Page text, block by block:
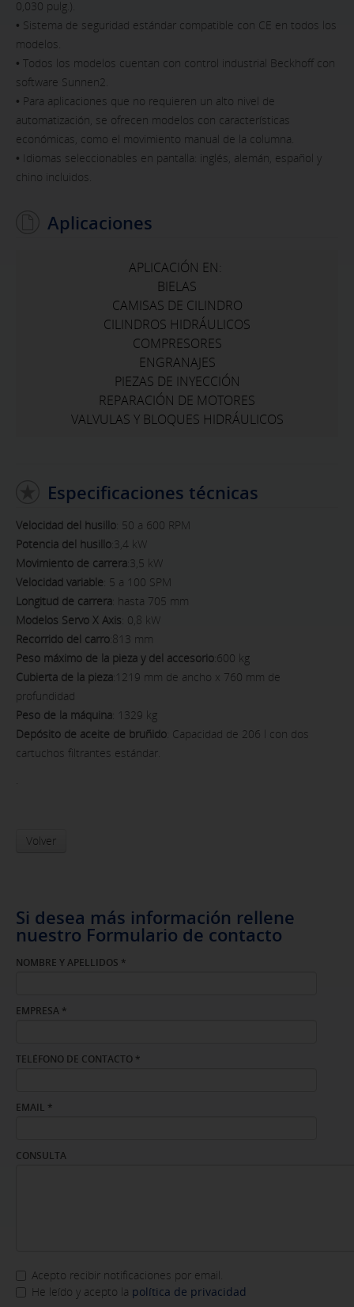
0,030 pulg.).
• Sistema de seguridad estándar compatible con CE en todos los
modelos.
• Todos los modelos cuentan con control industrial Beckhoff con
software Sunnen2.
• Para aplicaciones que no requieren un alto nivel de
automatización, se ofrecen modelos con características
económicas, como el movimiento manual de la columna.
• Idiomas seleccionables en pantalla: inglés, alemán, español y
chino incluidos.
Aplicaciones
APLICACIÓN EN:
BIELAS
CAMISAS DE CILINDRO
CILINDROS HIDRÁULICOS
COMPRESORES
ENGRANAJES
PIEZAS DE INYECCIÓN
REPARACIÓN DE MOTORES
VALVULAS Y BLOQUES HIDRÁULICOS
Especificaciones técnicas
Velocidad del husillo: 50 a 600 RPM
Potencia del husillo:3,4 kW
Movimiento de carrera:3,5 kW
Velocidad variable: 5 a 100 SPM
Longitud de carrera: hasta 705 mm
Modelos Servo X Axis: 0,8 kW
Recorrido del carro:813 mm
Peso máximo de la pieza y del accesorio:600 kg
Cubierta de la pieza:1219 mm de ancho x 760 mm de
profundidad
Peso de la máquina: 1329 kg
Depósito de aceite de bruñido: Capacidad de 206 l con dos
cartuchos filtrantes estándar.
.
Volver
Si desea más información rellene
nuestro Formulario de contacto
NOMBRE Y APELLIDOS *
EMPRESA *
TELÉFONO DE CONTACTO *
EMAIL *
CONSULTA
SUSCRIPCIÓN A NEWSLETTER
Acepto recibir notificaciones por email.
ACEPTACIÓN DE CONDICIONES*
He leído y acepto la política de privacidad